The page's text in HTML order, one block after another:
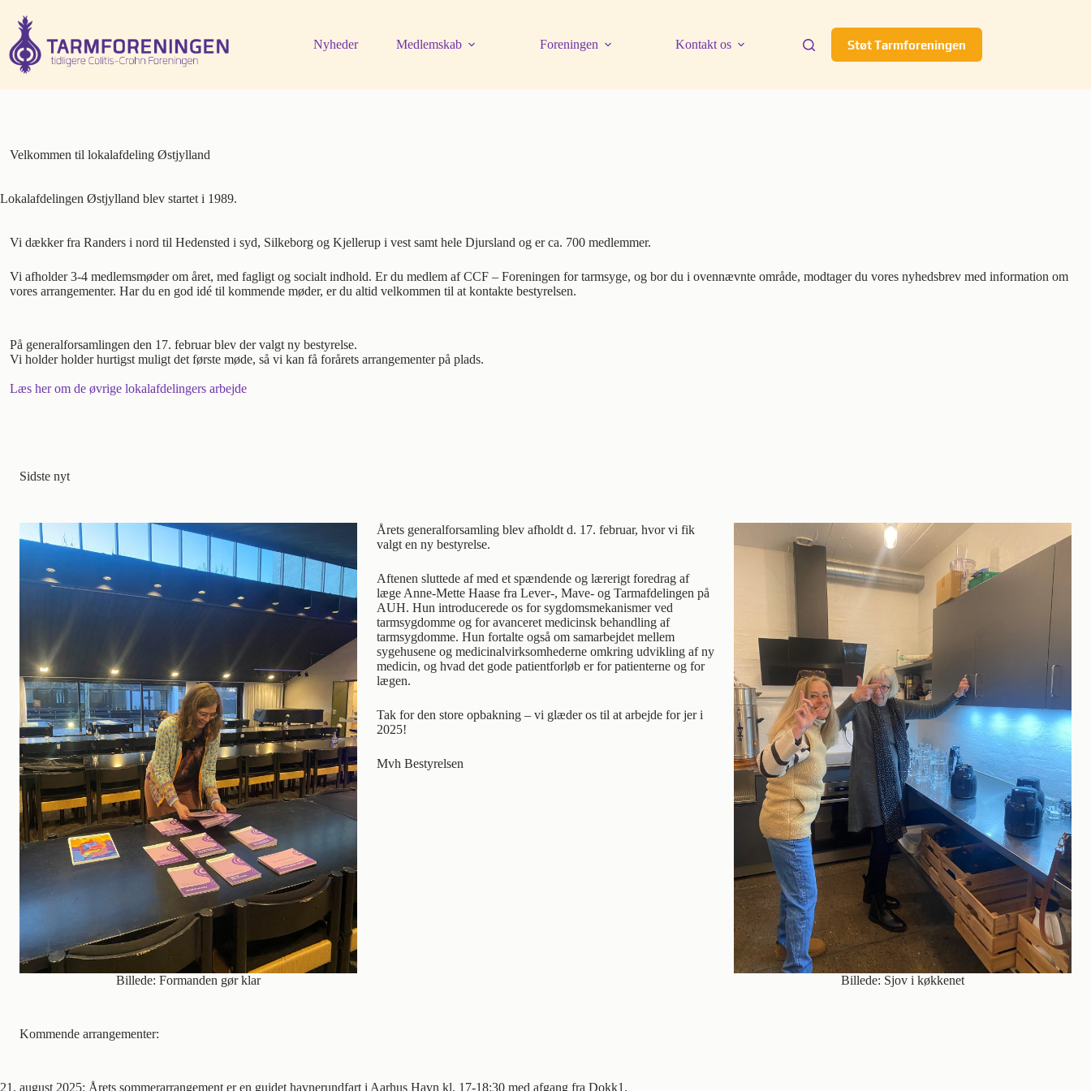
indhold
Nyheder Medlemskab Foreningen Kontakt os Støt Tarmforeningen
Velkommen til lokalafdeling Østjylland
Lokalafdelingen Østjylland blev startet i 1989.
Vi dækker fra Randers i nord til Hedensted i syd, Silkeborg og Kjellerup i vest samt hele Djursland og er ca. 700 medlemmer.
Vi afholder 3-4 medlemsmøder om året, med fagligt og socialt indhold. Er du medlem af CCF – Foreningen for tarmsyge, og bor du i ovennævnte område, modtager du vores nyhedsbrev med information om
vores arrangementer. Har du en god idé til kommende møder, er du altid velkommen til at kontakte bestyrelsen.
På generalforsamlingen den 17. februar blev der valgt ny bestyrelse.
Vi holder holder hurtigst muligt det første møde, så vi kan få forårets arrangementer på plads.
Læs her om de øvrige lokalafdelingers arbejde
Sidste nyt
Billede: Formanden gør klar
Årets generalforsamling blev afholdt d. 17. februar, hvor vi fik
valgt en ny bestyrelse.
Aftenen sluttede af med et spændende og lærerigt foredrag af
læge Anne-Mette Haase fra Lever-, Mave- og Tarmafdelingen på
AUH. Hun introducerede os for sygdomsmekanismer ved
tarmsygdomme og for avanceret medicinsk behandling af
tarmsygdomme. Hun fortalte også om samarbejdet mellem
sygehusene og medicinalvirksomhederne omkring udvikling af ny
medicin, og hvad det gode patientforløb er for patienterne og for
lægen.
Tak for den store opbakning – vi glæder os til at arbejde for jer i
2025!
Mvh Bestyrelsen
Billede: Sjov i køkkenet
Kommende arrangementer:
21. august 2025: Årets sommerarrangement er en guidet havnerundfart i Aarhus Havn kl. 17-18:30 med afgang fra Dokk1.